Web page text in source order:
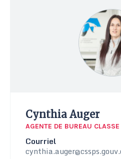
Cynthia Auger
AGENTE DE BUREAU
Courriel